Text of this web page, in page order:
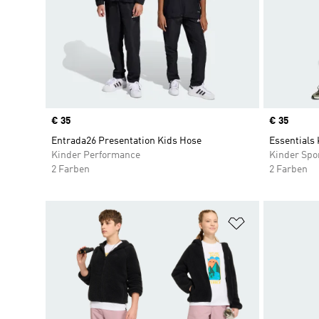
Price
€ 35
Entrada26 Presentation Kids Hose
Kinder Performance
2 Farben
Price
€ 35
Essentials
Kinder
2 Farben
Zur